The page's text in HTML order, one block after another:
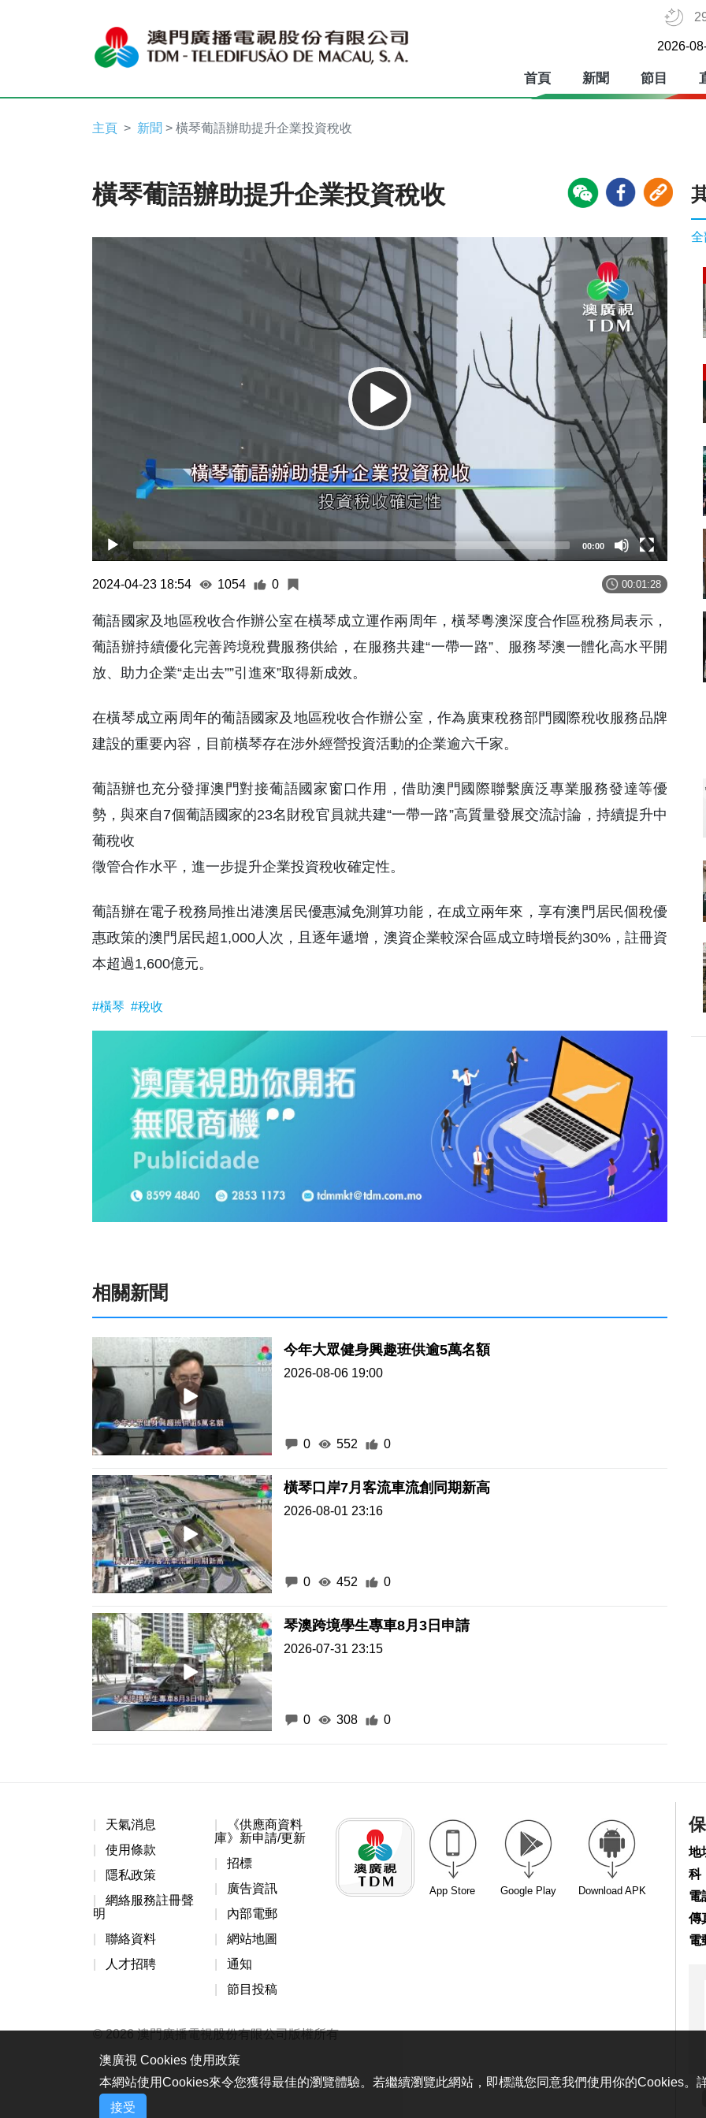
2026-
首頁 新聞 節目
主頁 新聞 > 橫琴葡語辦助提升企業投資稅收
橫琴葡語辦助提升企業投資稅收
00:00
2024-04-23 18:54 1054 0 00:01:28
葡語國家及地區稅收合作辦公室在橫琴成立運作兩周年，橫琴粵澳深度合作區稅務局表示，
葡語辦持續優化完善跨境稅費服務供給，在服務共建“一帶一路”、服務琴澳一體化高水平開
放、助力企業“走出去””引進來”取得新成效。
在橫琴成立兩周年的葡語國家及地區稅收合作辦公室，作為廣東稅務部門國際稅收服務品牌
建設的重要內容，目前橫琴存在涉外經營投資活動的企業逾六千家。
葡語辦也充分發揮澳門對接葡語國家窗口作用，借助澳門國際聯繫廣泛專業服務發達等優
勢，與來自7個葡語國家的23名財稅官員就共建“一帶一路”高質量發展交流討論，持續提升中
葡稅收
徵管合作水平，進一步提升企業投資稅收確定性。
葡語辦在電子稅務局推出港澳居民優惠減免測算功能，在成立兩年來，享有澳門居民個稅優
惠政策的澳門居民超1,000人次，且逐年遞增，澳資企業較深合區成立時增長約30%，註冊資
本超過1,600億元。
#橫琴 #稅收
相關新聞
今年大眾健身興趣班供逾5萬名額
2026-08-06 19:00
0 552 0
橫琴口岸7月客流車流創同期新高
2026-08-01 23:16
0 452 0
琴澳跨境學生專車8月3日申請
2026-07-31 23:15
0 308 0
全
天氣消息
使用條款
隱私政策
網絡服務註冊聲
明
聯絡資料
人才招聘
《供應商資料
庫》新申請/更新
招標
廣告資訊
內部電郵
網站地圖
通知
節目投稿
App Store Google Play Download APK
© 2026 澳門廣播電視股份有限公司版權所有
地
科
電
傳
電
澳廣視 Cookies 使用政策
本網站使用Cookies來令您獲得最佳的瀏覽體驗。若繼續瀏覽此網站，即標識您同意我們使用你的Cookies。
接受